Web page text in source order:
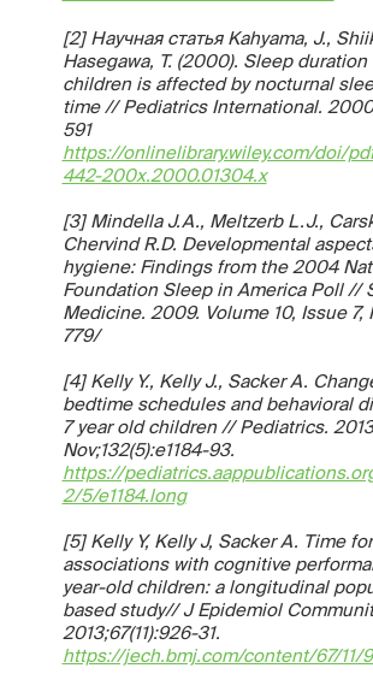
[2] Научная статья Kahyama, J.,
Hasegawa, T. (2000). Sleep duration
children is affected by nocturnal
time // Pediatrics International.
591
https://onlinelibrary.wiley.com/doi/
442-200x.2000.01304.x
[3] Mindella J.A., Meltzerb L.J.,
Chervind R.D. Developmental
hygiene: Findings from the 2004
Foundation Sleep in America Poll //
Medicine. 2009. Volume 10, Issue 7,
779/
[4] Kelly Y., Kelly J., Sacker A.
bedtime schedules and behavioral
7 year old children // Pediatrics. 2013
Nov;132(5):e1184-93.
https://
2/5/e1184.long
[5] Kelly Y, Kelly J, Sacker A. Time
associations with cognitive
year-old children: a longitudinal
based study// J Epidemiol
2013;67(11):926-31.
https://jech.bmj.com/content/67/11/